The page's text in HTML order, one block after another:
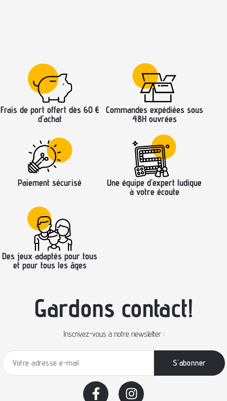
Frais de port offert dès 60 €
d’achat
Commandes expédiées sous
48H ouvrées
Paiement sécurisé
Une équipe d’expert ludique
à votre écoute
Des jeux adaptés pour tous
et pour tous les âges
Gardons contact!
Inscrivez-vous à notre newsletter :